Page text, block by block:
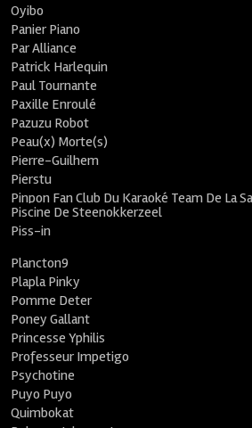
Oyibo
Panier Piano
Par Alliance
Patrick Harlequin
Paul Tournante
Paxille Enroulé
Pazuzu Robot
Peau(x) Morte(s)
Pierre-Guilhem
Pierstu
Pinpon Fan Club Du Karaoké Team De La
Piscine De Steenokkerzeel
Piss-in
Plancton9
Plapla Pinky
Pomme Deter
Poney Gallant
Princesse Yphilis
Professeur Impetigo
Psychotine
Puyo Puyo
Quimbokat